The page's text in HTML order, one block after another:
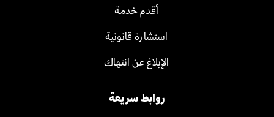
أقدم خدمة
استشارة قانونية
الإبلاغ عن انتهاك
روابط سريعة